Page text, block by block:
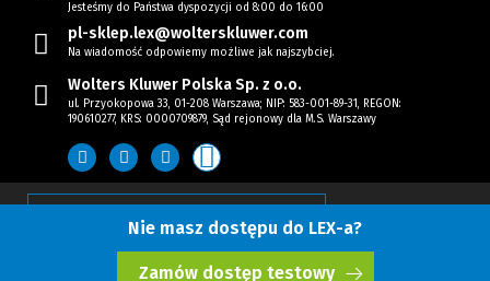
Nie masz dostępu do LEX-a?
Zamów dostęp testowy
Jesteśmy do Państwa dyspozycji od 8:00 do 16:00
pl-sklep.lex@wolterskluwer.com
Na wiadomość odpowiemy możliwe jak najszybciej.
Wolters Kluwer Polska Sp. z o.o.
ul. Przyokopowa 33, 01-208 Warszawa; NIP: 583-001-89-31, REGON:
190610277, KRS: 0000709879, Sąd rejonowy dla M.S. Warszawy